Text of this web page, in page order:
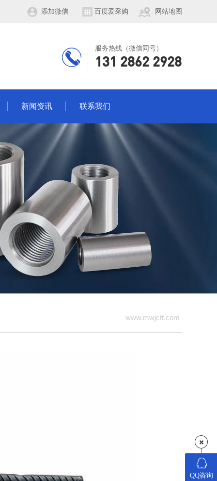
添加微信 百度爱采购 网站地图
服务热线（微信同号）
131 2862 2928
新闻资讯 联系我们
www.mwjctt.com
QQ咨询